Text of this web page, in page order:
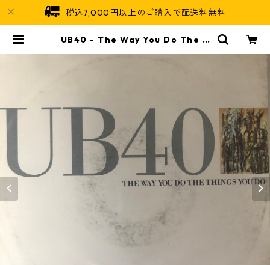
税込7,000円以上のご購入で配送料無料
UB40 - The Way You Do The T